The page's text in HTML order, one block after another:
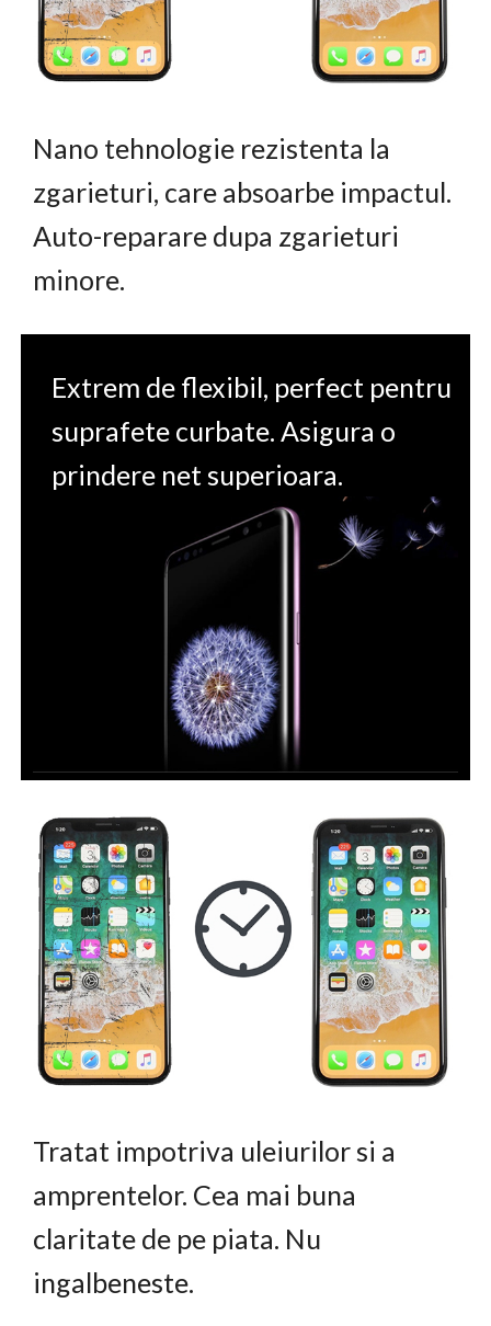
Nano tehnologie rezistenta la
zgarieturi, care absoarbe impactul.
Auto-reparare dupa zgarieturi
minore.
Extrem de flexibil, perfect pentru
suprafete curbate. Asigura o
prindere net superioara.
Tratat impotriva uleiurilor si a
amprentelor. Cea mai buna
claritate de pe piata. Nu
ingalbeneste.